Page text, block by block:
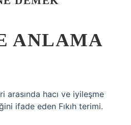
ANLAMA
arasında hacı ve iyileşme
ifade eden Fıkıh terimi.